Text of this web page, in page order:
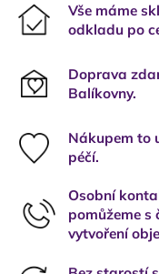
Vše máme
odkladu po
Doprava
Balíkovny.
Nákupem to
péčí.
Osobní
pomůžeme s
vytvoření